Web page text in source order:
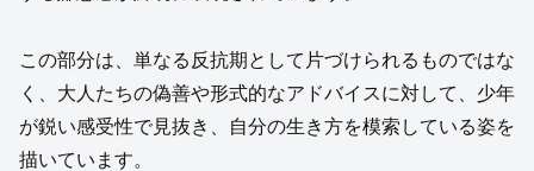
この部分は、単なる反抗期として片づけられるものではな
く、大人たちの偽善や形式的なアドバイスに対して、少年
が鋭い感受性で見抜き、自分の生き方を模索している姿を
描いています。